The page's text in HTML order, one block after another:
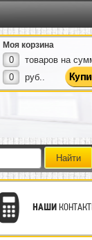
Моя корзина
0
товаров на
0
руб..
НАШИ